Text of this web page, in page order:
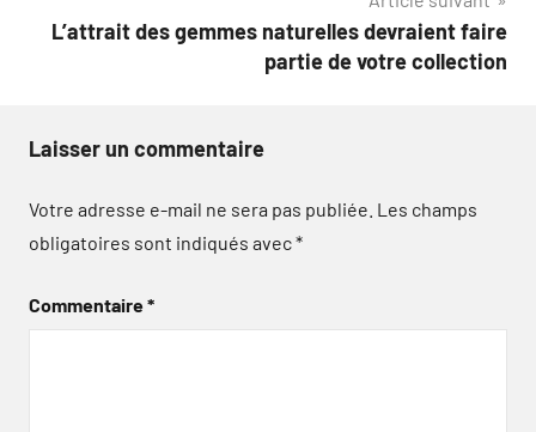
L’attrait des gemmes naturelles devraient faire
partie de votre collection
Laisser un commentaire
Votre adresse e-mail ne sera pas publiée. Les champs
obligatoires sont indiqués avec*
Commentaire*